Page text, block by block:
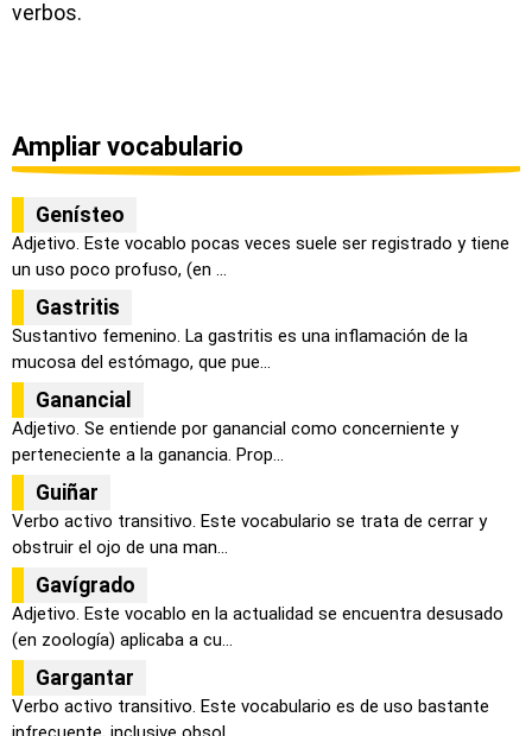
verbos.
Ampliar vocabulario
Genísteo
Adjetivo. Este vocablo pocas veces suele ser registrado y tiene
un uso poco profuso, (en ...
Gastritis
Sustantivo femenino. La gastritis es una inflamación de la
mucosa del estómago, que pue...
Ganancial
Adjetivo. Se entiende por ganancial como concerniente y
perteneciente a la ganancia. Prop...
Guiñar
Verbo activo transitivo. Este vocabulario se trata de cerrar y
obstruir el ojo de una man...
Gavígrado
Adjetivo. Este vocablo en la actualidad se encuentra desusado
(en zoología) aplicaba a cu...
Gargantar
Verbo activo transitivo. Este vocabulario es de uso bastante